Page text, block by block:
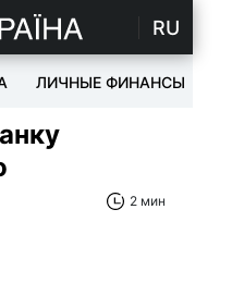
RU
ЛИЧНЫЕ ФИНАНСЫ
2 мин